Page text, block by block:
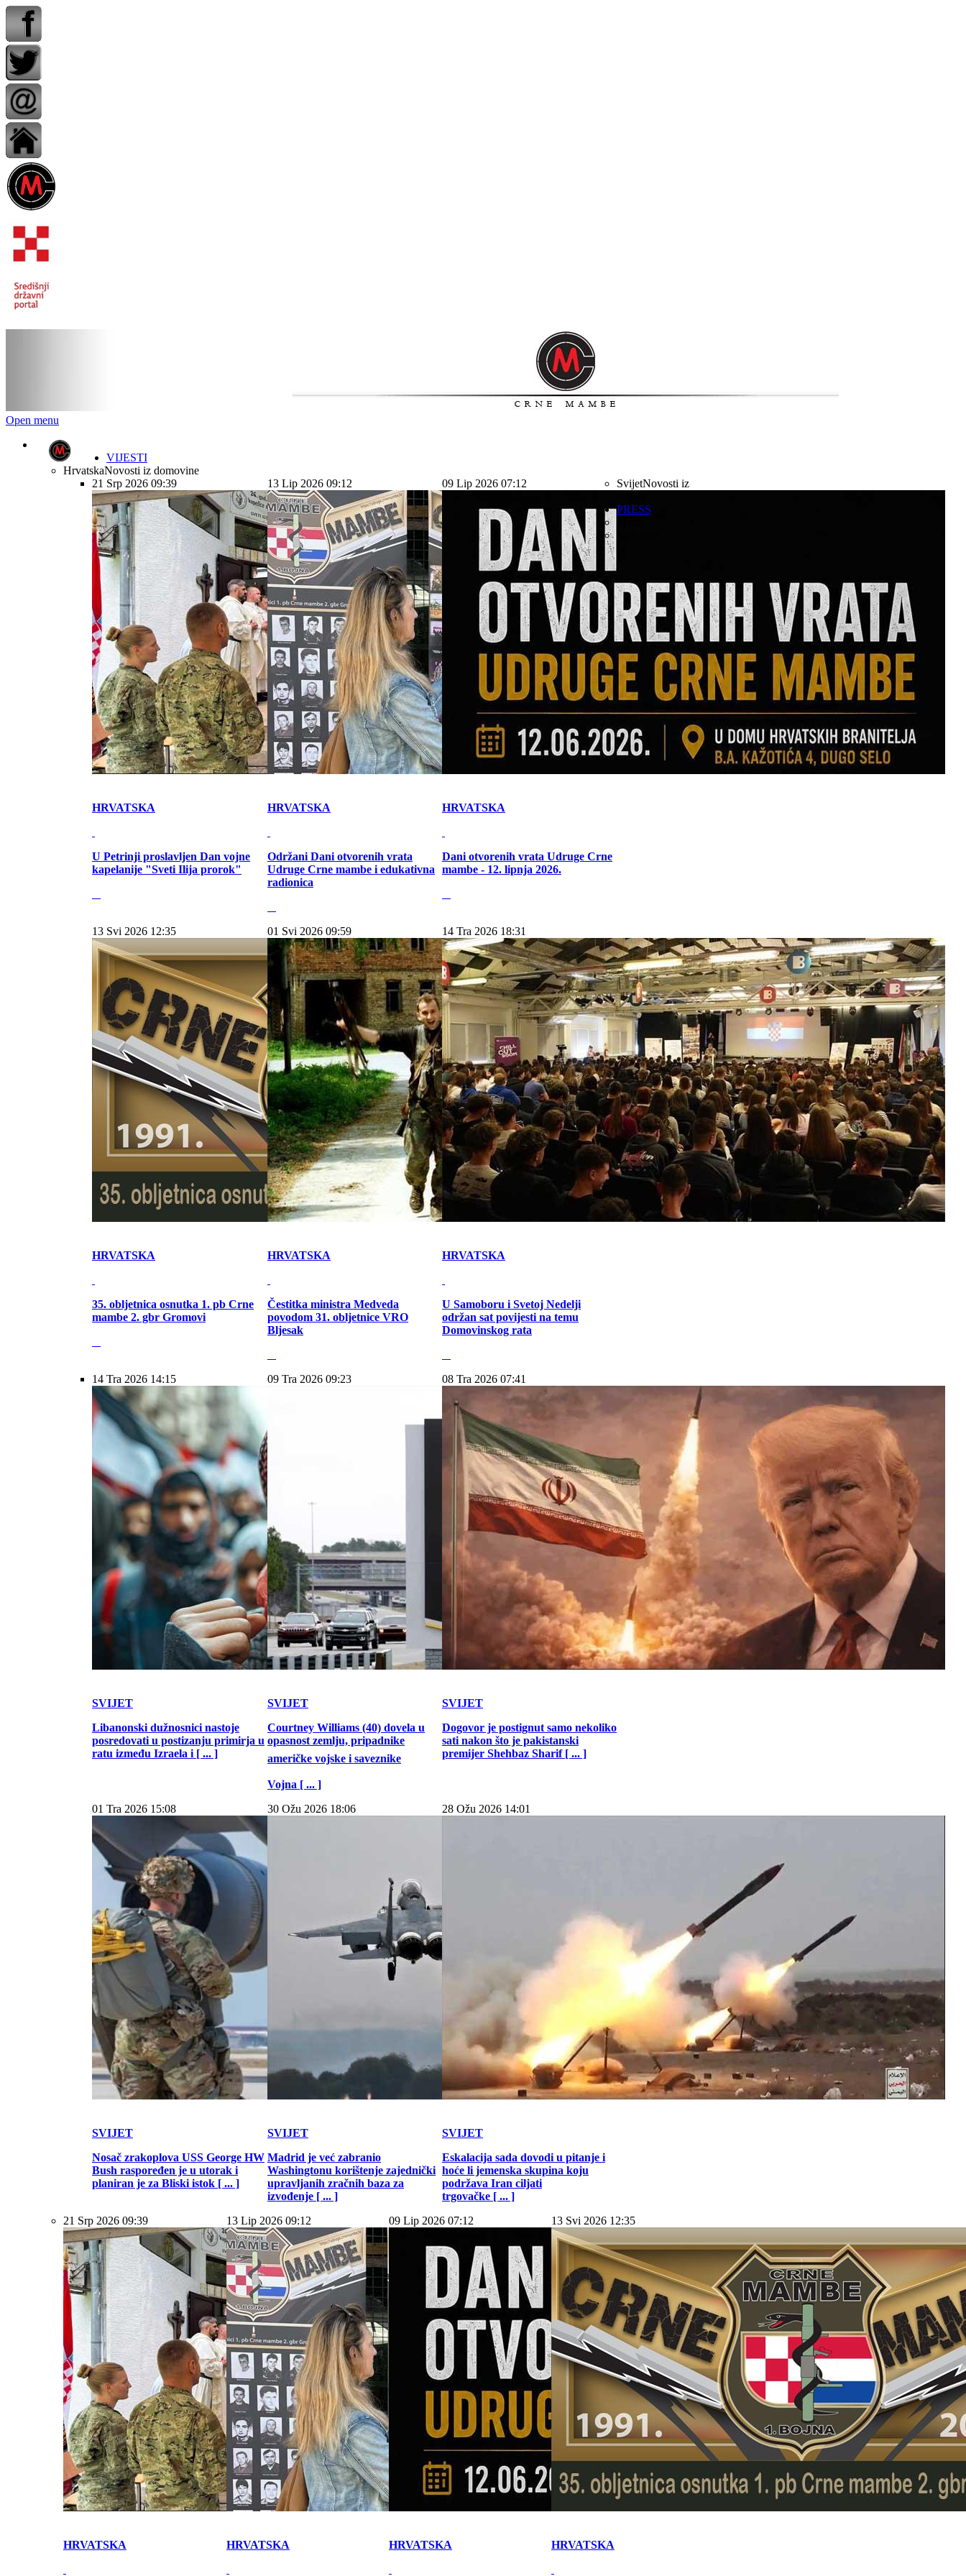
Open menu
VIJESTI
HrvatskaNovosti iz domovine
21 Srp 2026 09:39
HRVATSKA
U Petrinji proslavljen Dan vojne
kapelanije "Sveti Ilija prorok"
13 Lip 2026 09:12
HRVATSKA
Održani Dani otvorenih vrata
Udruge Crne mambe i edukativna
radionica
09 Lip 2026 07:12
HRVATSKA
Dani otvorenih vrata Udruge Crne
mambe - 12. lipnja 2026.
13 Svi 2026 12:35
HRVATSKA
35. obljetnica osnutka 1. pb Crne
mambe 2. gbr Gromovi
01 Svi 2026 09:59
HRVATSKA
Čestitka ministra Medveda
povodom 31. obljetnice VRO
Bljesak
14 Tra 2026 18:31
HRVATSKA
U Samoboru i Svetoj Nedelji
održan sat povijesti na temu
Domovinskog rata
SvijetNovosti iz
14 Tra 2026 14:15
SVIJET
Libanonski dužnosnici nastoje
posredovati u postizanju primirja u
ratu između Izraela i [ ... ]
09 Tra 2026 09:23
SVIJET
Courtney Williams (40) dovela u
opasnost zemlju, pripadnike
američke vojske i saveznike
Vojna [ ... ]
08 Tra 2026 07:41
SVIJET
Dogovor je postignut samo nekoliko
sati nakon što je pakistanski
premijer Shehbaz Sharif [ ... ]
01 Tra 2026 15:08
SVIJET
Nosač zrakoplova USS George HW
Bush raspoređen je u utorak i
planiran je za Bliski istok [ ... ]
30 Ožu 2026 18:06
SVIJET
Madrid je već zabranio
Washingtonu korištenje zajednički
upravljanih zračnih baza za
izvođenje [ ... ]
28 Ožu 2026 14:01
SVIJET
Eskalacija sada dovodi u pitanje i
hoće li jemenska skupina koju
podržava Iran ciljati
trgovačke [ ... ]
21 Srp 2026 09:39
HRVATSKA
13 Lip 2026 09:12
HRVATSKA
09 Lip 2026 07:12
HRVATSKA
13 Svi 2026 12:35
HRVATSKA
PRESS